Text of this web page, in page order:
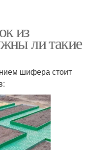
из
ли такие
шифера стоит